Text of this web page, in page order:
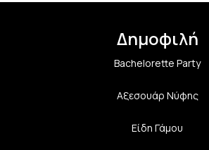
Δημοφιλή
Bachelorette Party
Αξεσουάρ Νύφης
Είδη Γάμου